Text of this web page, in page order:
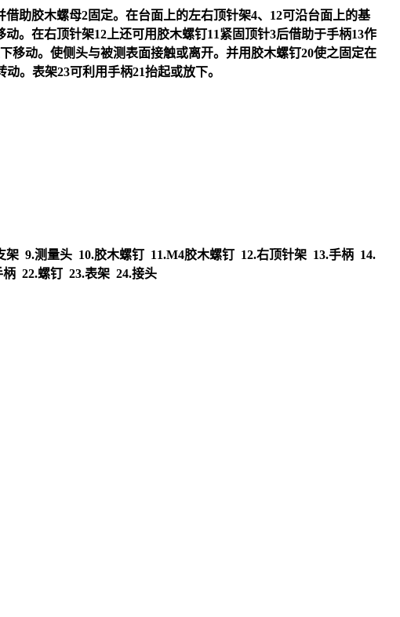
助胶木螺母2固定。在台面上的左右顶针架4、12可沿台面上的基
。在右顶针架12上还可用胶木螺钉11紧固顶针3后借助于手柄13作
移动。使侧头与被测表面接触或离开。并用胶木螺钉20使之固定在
。表架23可利用手柄21抬起或放下。
9.测量头 10.胶木螺钉 11.M4胶木螺钉 12.右顶针架 13.手柄 14.
22.螺钉 23.表架 24.接头